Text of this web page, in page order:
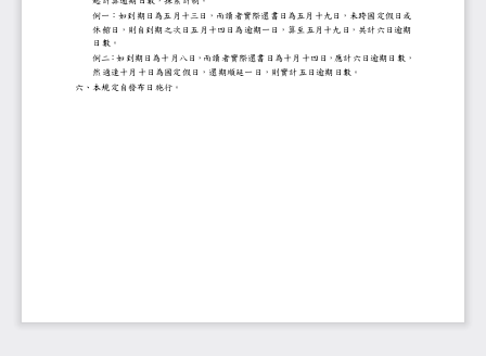
例一：如到期日為五月十三日，而讀者實際還書日為五月十九
休館日，則自到期之次日五月十四日為逾期一日，算至五月十
日數。
例二：如到期日為十月八日，而讀者實際還書日為十月十四日，
然適逢十月十日為國定假日，還期順延一日，則實計五日逾期
六、本規定自發布日施行。